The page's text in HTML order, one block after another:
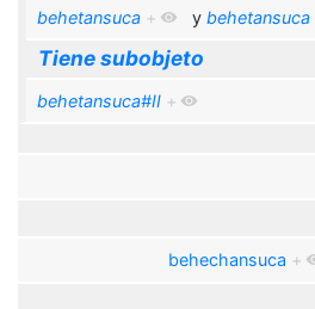
behetansuca + y behetansuca
Tiene subobjeto
behetansuca#II +
behechansuca +